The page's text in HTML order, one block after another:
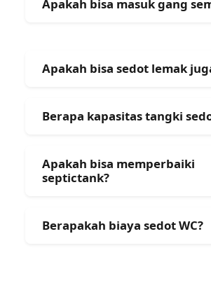
Apakah bisa masuk gang
Apakah bisa sedot lemak
Berapa kapasitas tangki
Apakah bisa memperbaiki
septictank?
Berapakah biaya sedot WC?